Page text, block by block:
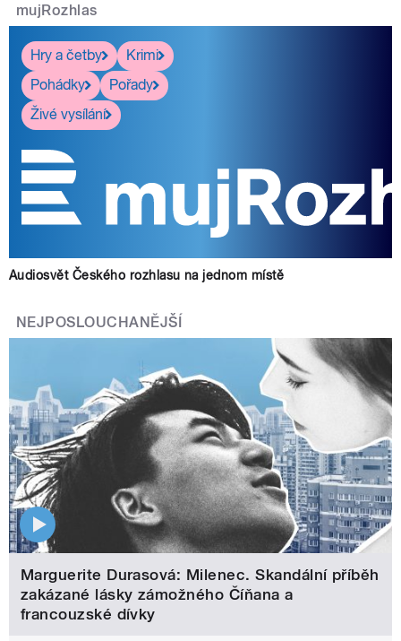
mujRozhlas
Hry a četby
Krimi
Pohádky
Pořady
Živé vysílání
Audiosvět Českého rozhlasu na jednom místě
NEJPOSLOUCHANĚJŠÍ
Marguerite Durasová: Milenec. Skandální příběh
zakázané lásky zámožného Číňana a
francouzské dívky